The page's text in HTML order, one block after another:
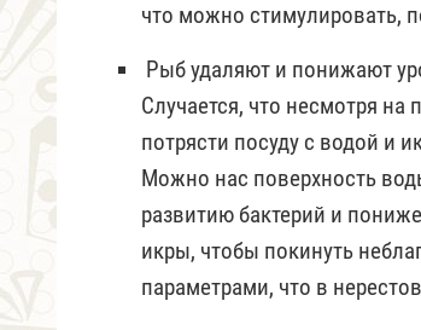
что можно стимулировать,
Рыб удаляют и понижают
Случается, что несмотря
потрясти посуду с водой и
Можно нас поверхность
развитию бактерий и
икры, чтобы покинуть
параметрами, что в